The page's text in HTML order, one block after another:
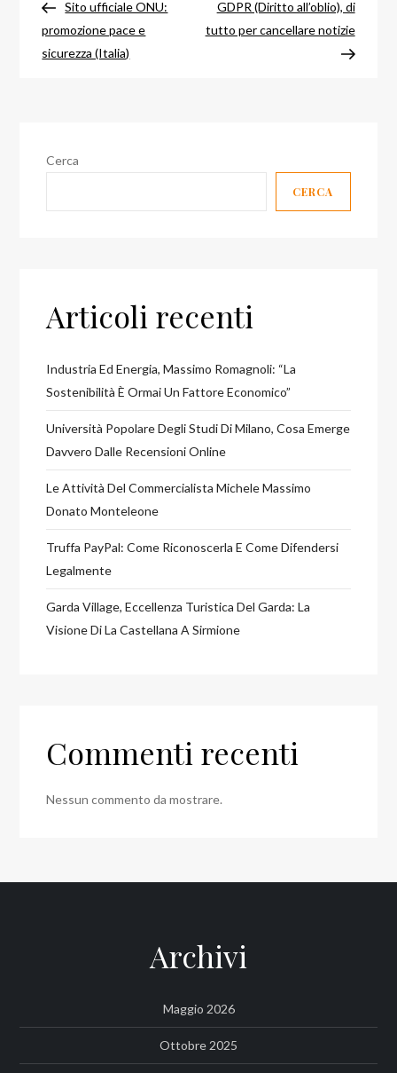
articoli
precedente
Sito ufficiale ONU:
promozione pace e
sicurezza (Italia)
GDPR (Diritto all’oblio), di
tutto per cancellare notizie
Cerca
CERCA
Articoli recenti
Industria Ed Energia, Massimo Romagnoli: “la
Sostenibilità È Ormai Un Fattore Economico”
Università Popolare Degli Studi Di Milano, Cosa Emerge
Davvero Dalle Recensioni Online
Le Attività Del Commercialista Michele Massimo
Donato Monteleone
Truffa PayPal: Come Riconoscerla E Come Difendersi
Legalmente
Garda Village, Eccellenza Turistica Del Garda: La
Visione Di La Castellana A Sirmione
Commenti recenti
Nessun commento da mostrare.
Archivi
Maggio 2026
Ottobre 2025